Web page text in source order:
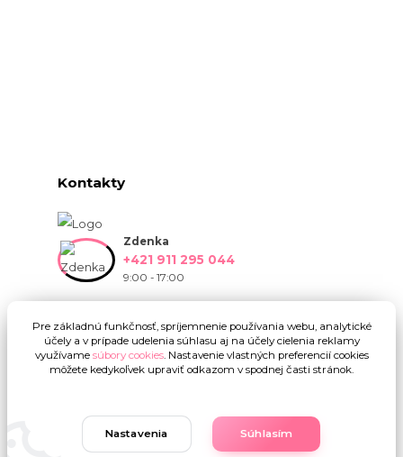
Kontakty
Zdenka
+421 911 295 044
9:00 - 17:00
Upravit sběr cookies.
Pre základnú funkčnosť, spríjemnenie používania webu, analytické
účely a v prípade udelenia súhlasu aj na účely cielenia reklamy
využívame súbory cookies. Nastavenie vlastných preferencií cookies
môžete kedykoľvek upraviť odkazom v spodnej časti stránok.
Nastavenia Súhlasím